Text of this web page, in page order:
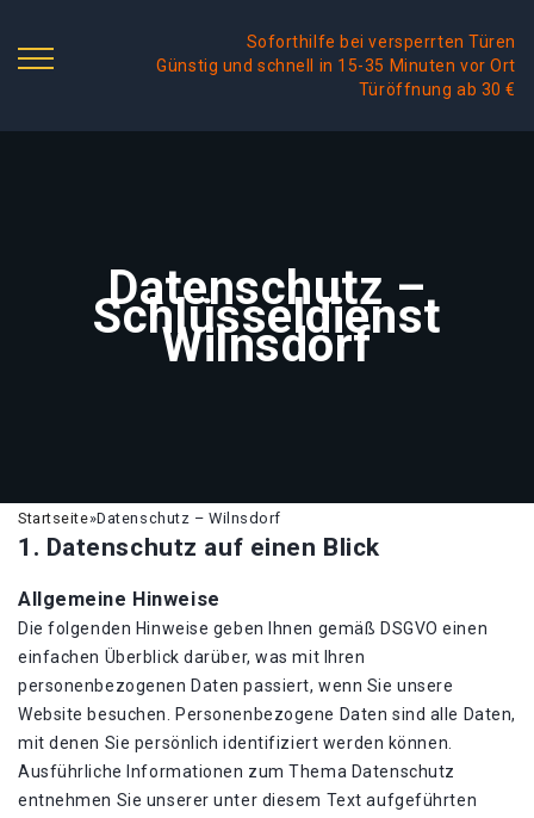
Soforthilfe bei versperrten Türen
Günstig und schnell in 15-35 Minuten vor Ort
Türöffnung ab 30 €
Datenschutz –
Schlüsseldienst
Wilnsdorf
Startseite»Datenschutz – Wilnsdorf
1. Datenschutz auf einen Blick
Allgemeine Hinweise
Die folgenden Hinweise geben Ihnen gemäß DSGVO einen
einfachen Überblick darüber, was mit Ihren
personenbezogenen Daten passiert, wenn Sie unsere
Website besuchen. Personenbezogene Daten sind alle Daten,
mit denen Sie persönlich identifiziert werden können.
Ausführliche Informationen zum Thema Datenschutz
entnehmen Sie unserer unter diesem Text aufgeführten